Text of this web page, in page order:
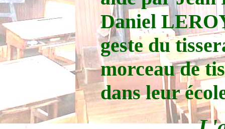
Daniel
geste du
morceau de
dans leur